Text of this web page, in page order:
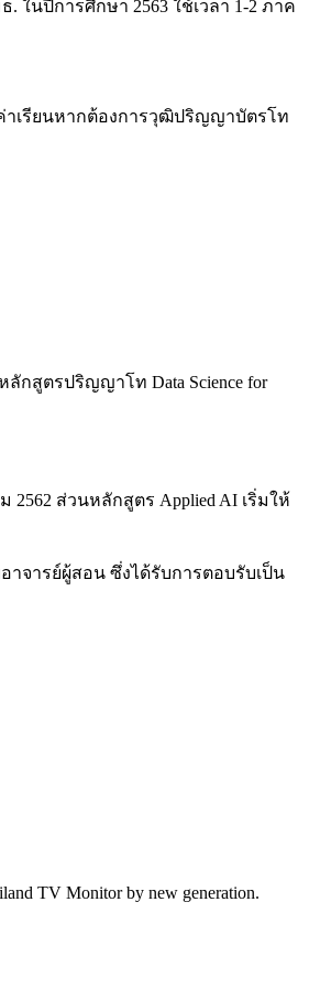
นปีการศึกษา 2563 ใช้เวลา 1-2 ภาค
าเรียนหากต้องการวุฒิปริญญาบัตรโท
กสูตรปริญญาโท Data Science for
ส่วนหลักสูตร Applied AI เริ่มให้
าจารย์ผู้สอน ซึ่งได้รับการตอบรับเป็น
TV Monitor by new generation.